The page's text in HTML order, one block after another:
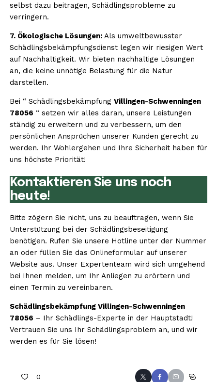
selbst dazu beitragen, Schädlingsprobleme zu
verringern.
7. Ökologische Lösungen: Als umweltbewusster
Schädlingsbekämpfungsdienst legen wir riesigen Wert
auf Nachhaltigkeit. Wir bieten nachhaltige Lösungen
an, die keine unnötige Belastung für die Natur
darstellen.
Bei “ Schädlingsbekämpfung Villingen-Schwenningen
78056 “ setzen wir alles daran, unsere Leistungen
ständig zu erweitern und zu verbessern, um den
persönlichen Ansprüchen unserer Kunden gerecht zu
werden. Ihr Wohlergehen und Ihre Sicherheit haben für
uns höchste Priorität!
Kontaktieren Sie uns noch
heute!
Bitte zögern Sie nicht, uns zu beauftragen, wenn Sie
Unterstützung bei der Schädlingsbeseitigung
benötigen. Rufen Sie unsere Hotline unter der Nummer
an oder füllen Sie das Onlineformular auf unserer
Website aus. Unser Expertenteam wird sich umgehend
bei Ihnen melden, um Ihr Anliegen zu erörtern und
einen Termin zu vereinbaren.
Schädlingsbekämpfung Villingen-Schwenningen
78056 – Ihr Schädlings-Experte in der Hauptstadt!
Vertrauen Sie uns Ihr Schädlingsproblem an, und wir
werden es für Sie lösen!
0